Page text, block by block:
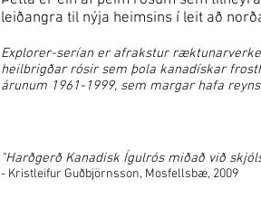
leiðangra til nýja heimsins í leit að
Explorer-serían er afrakstur
heilbrigðar rósir sem þola kanadískar
árunum 1961-1999, sem margar hafa
"Harðgerð Kanadisk Ígulrós miðað við
- Kristleifur Guðbjörnsson, Mosfellsbæ, 2009